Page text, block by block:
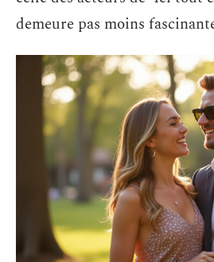
demeure pas moins